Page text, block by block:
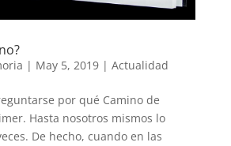
| May 5, 2019| Actualidad
por qué Camino de
Hasta nosotros mismos lo
De hecho, cuando en las